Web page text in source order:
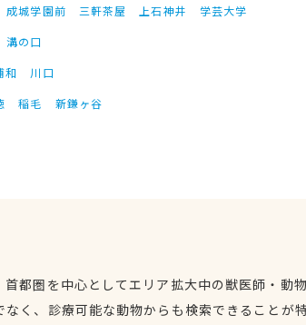
成城学園前 三軒茶屋 上石神井
学芸大学
溝の口
和
川口
稲毛 新鎌ヶ谷
都圏を中心としてエリア拡大中の獣医師・動
なく、診療可能な動物からも検索できることが